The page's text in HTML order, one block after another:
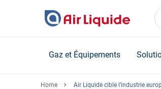
Gaz et Équipements
Home Air Liquide cible l’industrie